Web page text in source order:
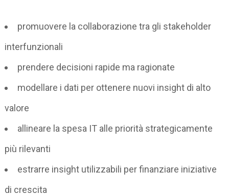
promuovere la collaborazione tra gli stakeholder
interfunzionali
prendere decisioni rapide ma ragionate
modellare i dati per ottenere nuovi insight di alto
valore
allineare la spesa IT alle priorità strategicamente
più rilevanti
estrarre insight utilizzabili per finanziare iniziative
di crescita